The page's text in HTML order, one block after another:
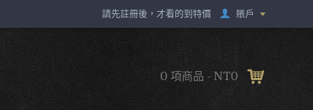
請先註冊後，才看的到特價 賬戶
0 項商品 - NT0